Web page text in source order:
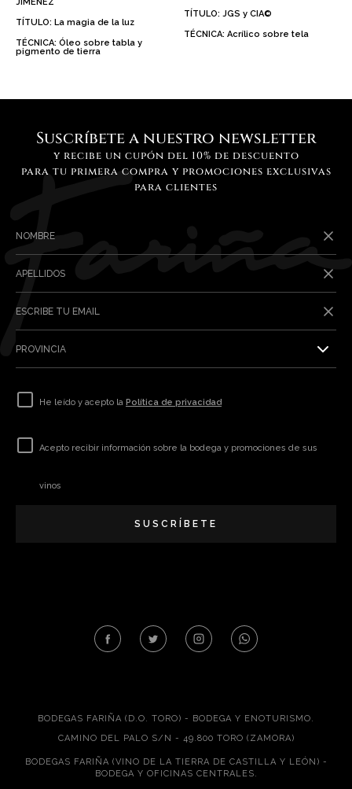
TÍTULO: La magia de la luz
TÉCNICA: Óleo sobre tabla y
pigmento de tierra
TÍTULO: JGS y CIA©
TÉCNICA: Acrílico sobre tela
Suscríbete a nuestro newsletter
y recibe un cupón del 10% de descuento
para tu primera compra y promociones exclusivas
para clientes
NOMBRE
APELLIDOS
ESCRIBE TU EMAIL
PROVINCIA
He leído y acepto la Política de privacidad
Acepto recibir información sobre la bodega y promociones de sus
vinos
SUSCRÍBETE
BODEGAS FARIÑA (D.O. TORO) - BODEGA Y ENOTURISMO.
CAMINO DEL PALO S/N - 49.800 TORO (ZAMORA)
BODEGAS FARIÑA (VINO DE LA TIERRA DE CASTILLA Y LEÓN) -
BODEGA Y OFICINAS CENTRALES.